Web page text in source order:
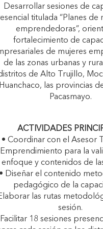
Desarrollar sesiones de
titulada “Planes de
emprendedoras”,
fortalecimiento de
de mujeres
de las zonas urbanas y
de Alto Trujillo,
Huanchaco, las provincias
Pacasmayo.
ACTIVIDADES
• Coordinar con el Asesor
Emprendimiento para la
enfoque y contenidos de
• Diseñar el contenido
pedagógico de la
las rutas
sesión.
18 sesiones